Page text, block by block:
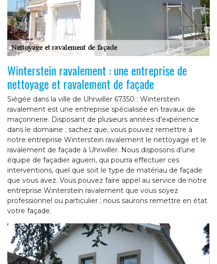
Winterstein ravalement : une entreprise de
nettoyage et ravalement de façade
Siégée dans la ville de Uhrwiller 67350 ; Winterstein
ravalement est une entreprise spécialisée en travaux de
maçonnerie. Disposant de plusieurs années d’expérience
dans le domaine ; sachez que, vous pouvez remettre à
notre entreprise Winterstein ravalement le nettoyage et le
ravalement de façade à Uhrwiller. Nous disposons d’une
équipe de façadier aguerri, qui pourra effectuer ces
interventions, quel que soit le type de matériau de façade
que vous avez. Vous pouvez faire appel au service de notre
entreprise Winterstein ravalement que vous soyez
professionnel ou particulier ; nous saurons remettre en état
votre façade.